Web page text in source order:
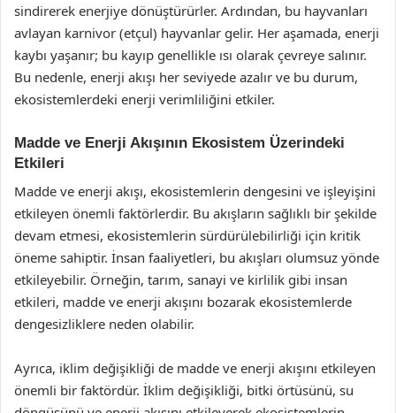
sindirerek enerjiye dönüştürürler. Ardından, bu hayvanları
avlayan karnivor (etçul) hayvanlar gelir. Her aşamada, enerji
kaybı yaşanır; bu kayıp genellikle ısı olarak çevreye salınır.
Bu nedenle, enerji akışı her seviyede azalır ve bu durum,
ekosistemlerdeki enerji verimliliğini etkiler.
Madde ve Enerji Akışının Ekosistem Üzerindeki
Etkileri
Madde ve enerji akışı, ekosistemlerin dengesini ve işleyişini
etkileyen önemli faktörlerdir. Bu akışların sağlıklı bir şekilde
devam etmesi, ekosistemlerin sürdürülebilirliği için kritik
öneme sahiptir. İnsan faaliyetleri, bu akışları olumsuz yönde
etkileyebilir. Örneğin, tarım, sanayi ve kirlilik gibi insan
etkileri, madde ve enerji akışını bozarak ekosistemlerde
dengesizliklere neden olabilir.
Ayrıca, iklim değişikliği de madde ve enerji akışını etkileyen
önemli bir faktördür. İklim değişikliği, bitki örtüsünü, su